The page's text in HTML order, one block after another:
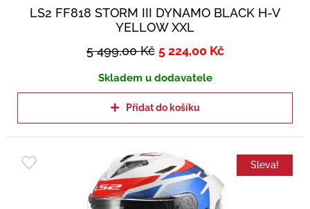
LS2 FF818 STORM III DYNAMO BLACK H-V
YELLOW XXL
5 499,00Kč 5 224,00 Kč
Skladem u dodavatele
Přidat do košíku
Sleva!